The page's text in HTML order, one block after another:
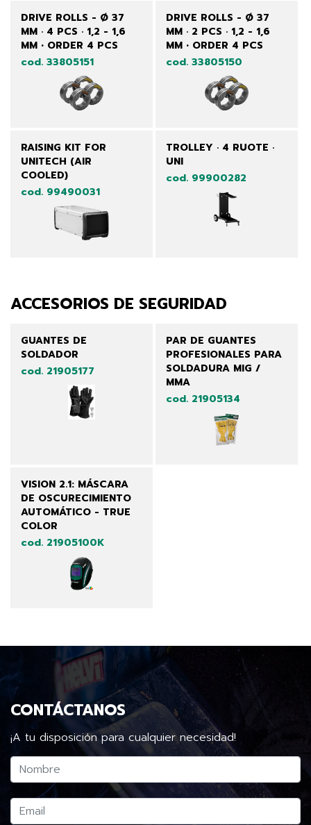
DRIVE ROLLS - Ø 37
MM · 4 PCS · 1,2 - 1,6
MM • ORDER 4 PCS
cod. 33805151
DRIVE ROLLS - Ø 37
MM · 2 PCS · 1,2 - 1,6
MM • ORDER 4 PCS
cod. 33805150
RAISING KIT FOR
UNITECH (AIR
COOLED)
cod. 99490031
TROLLEY · 4 RUOTE ·
UNI
cod. 99900282
ACCESORIOS DE SEGURIDAD
GUANTES DE
SOLDADOR
cod. 21905177
PAR DE GUANTES
PROFESIONALES PARA
SOLDADURA MIG /
MMA
cod. 21905134
VISION 2.1: MÁSCARA
DE OSCURECIMIENTO
AUTOMÁTICO - TRUE
COLOR
cod. 21905100K
CONTÁCTANOS
¡A tu disposición para cualquier necesidad!